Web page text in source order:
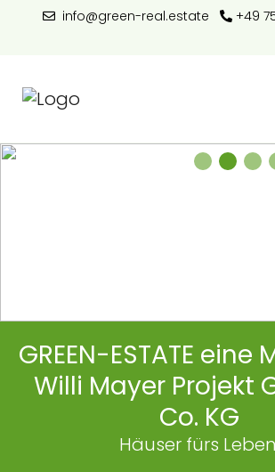
info@green-real.estate +49
1 2 3
GREEN-ESTATE eine
Willi Mayer Projekt
Co. KG
Häuser fürs